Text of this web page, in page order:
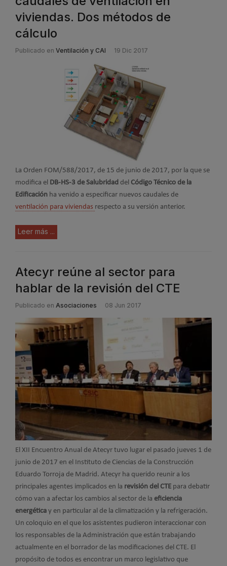
viviendas. Dos métodos de
cálculo
Publicado en Ventilación y CAI 19 Dic 2017
La Orden FOM/588/2017, de 15 de junio de 2017, por la que se
modifica el DB-HS-3 de Salubridad del Código Técnico de la
Edificación ha venido a especificar nuevos caudales de
ventilación para viviendas respecto a su versión anterior.
Leer más ...
Atecyr reúne al sector para
hablar de la revisión del CTE
Publicado en Asociaciones 08 Jun 2017
El XII Encuentro Anual de Atecyr tuvo lugar el pasado jueves 1 de
junio de 2017 en el Instituto de Ciencias de la Construcción
Eduardo Torroja de Madrid. Atecyr ha querido reunir a los
principales agentes implicados en la revisión del CTE para debatir
cómo van a afectar los cambios al sector de la eficiencia
energética y en particular al de la climatización y la refrigeración.
Un coloquio en el que los asistentes pudieron interaccionar con
los responsables de la Administración que están trabajando
actualmente en el borrador de las modificaciones del CTE. El
propósito de todos es encontrar un marco legislativo que